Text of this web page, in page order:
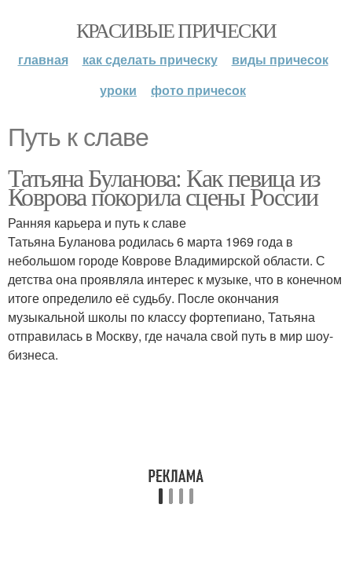
КРАСИВЫЕ ПРИЧЕСКИ
главная как сделать прическу
виды причесок
уроки
фото причесок
Путь к славе
Татьяна Буланова: Как певица из
Коврова покорила сцены России
Ранняя карьера и путь к славе
Татьяна Буланова родилась 6 марта 1969 года в
небольшом городе Коврове Владимирской области. С
детства она проявляла интерес к музыке, что в конечном
итоге определило её судьбу. После окончания
музыкальной школы по классу фортепиано, Татьяна
отправилась в Москву, где начала свой путь в мир шоу-
бизнеса.